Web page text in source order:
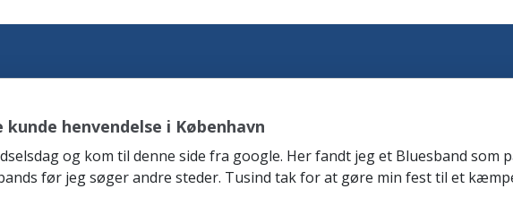
henvendelse i København
og kom til denne side fra google. Her fandt jeg et Bluesband
før jeg søger andre steder. Tusind tak for at gøre min fest til et